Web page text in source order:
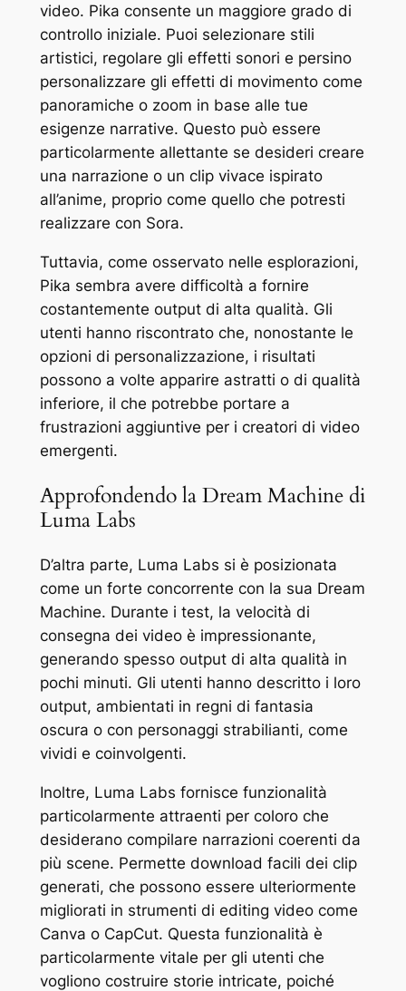
video. Pika consente un maggiore grado di
controllo iniziale. Puoi selezionare stili
artistici, regolare gli effetti sonori e persino
personalizzare gli effetti di movimento come
panoramiche o zoom in base alle tue
esigenze narrative. Questo può essere
particolarmente allettante se desideri creare
una narrazione o un clip vivace ispirato
all’anime, proprio come quello che potresti
realizzare con Sora.
Tuttavia, come osservato nelle esplorazioni,
Pika sembra avere difficoltà a fornire
costantemente output di alta qualità. Gli
utenti hanno riscontrato che, nonostante le
opzioni di personalizzazione, i risultati
possono a volte apparire astratti o di qualità
inferiore, il che potrebbe portare a
frustrazioni aggiuntive per i creatori di video
emergenti.
Approfondendo la Dream Machine di
Luma Labs
D’altra parte, Luma Labs si è posizionata
come un forte concorrente con la sua Dream
Machine. Durante i test, la velocità di
consegna dei video è impressionante,
generando spesso output di alta qualità in
pochi minuti. Gli utenti hanno descritto i loro
output, ambientati in regni di fantasia
oscura o con personaggi strabilianti, come
vividi e coinvolgenti.
Inoltre, Luma Labs fornisce funzionalità
particolarmente attraenti per coloro che
desiderano compilare narrazioni coerenti da
più scene. Permette download facili dei clip
generati, che possono essere ulteriormente
migliorati in strumenti di editing video come
Canva o CapCut. Questa funzionalità è
particolarmente vitale per gli utenti che
vogliono costruire storie intricate, poiché